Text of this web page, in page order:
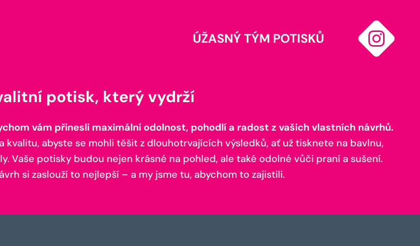
ÚŽASNÝ TÝM POTISKŮ
potisk, který vydrží
vám přinesli maximální odolnost, pohodlí a radost z vašich vlastních návrhů.
kvalitu, abyste se mohli těšit z dlouhotrvajících výsledků, ať už tisknete na bavlnu,
Vaše potisky budou nejen krásné na pohled, ale také odolné vůči praní a sušení.
si zaslouží to nejlepší – a my jsme tu, abychom to zajistili.